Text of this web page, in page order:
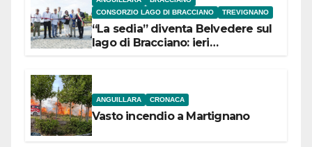
CONSORZIO LAGO DI BRACCIANO
TREVIGNANO
“La sedia” diventa Belvedere sul
lago di Bracciano: ieri
ANGUILLARA CRONACA
Vasto incendio a Martignano